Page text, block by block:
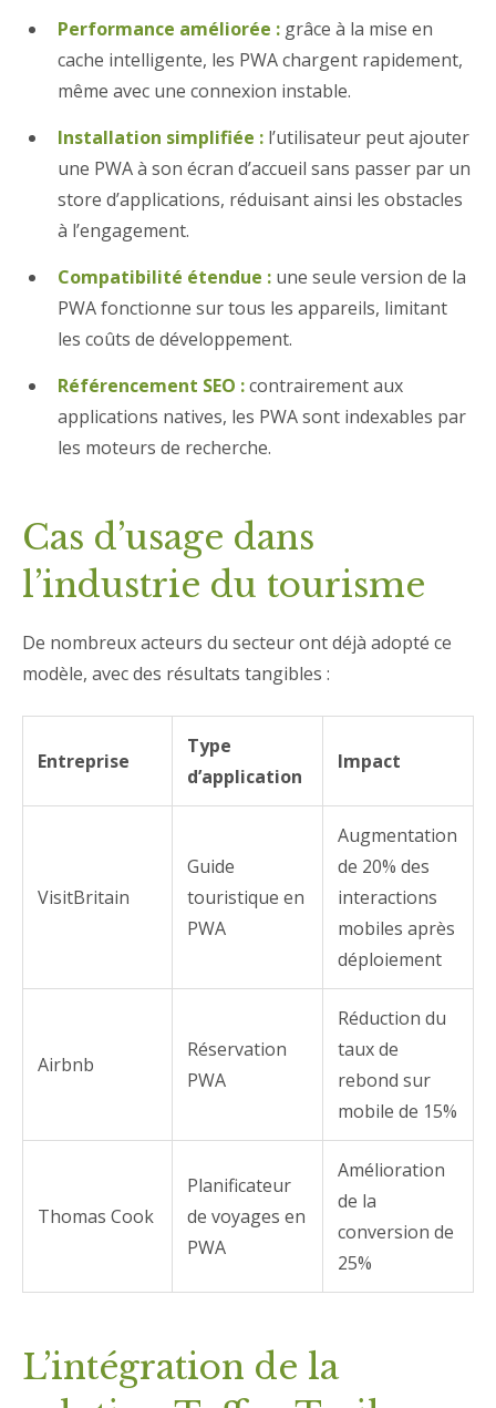
Performance améliorée : grâce à la mise en
cache intelligente, les PWA chargent rapidement,
même avec une connexion instable.
Installation simplifiée : l’utilisateur peut ajouter
une PWA à son écran d’accueil sans passer par un
store d’applications, réduisant ainsi les obstacles
à l’engagement.
Compatibilité étendue : une seule version de la
PWA fonctionne sur tous les appareils, limitant
les coûts de développement.
Référencement SEO :contrairement aux
applications natives, les PWA sont indexables par
les moteurs de recherche.
Cas d’usage dans
l’industrie du tourisme
De nombreux acteurs du secteur ont déjà adopté ce
modèle, avec des résultats tangibles :
Entreprise
Type
d’application
Impact
VisitBritain
Guide
touristique en
PWA
Augmentation
de 20% des
interactions
mobiles après
déploiement
Airbnb
Réservation
PWA
Réduction du
taux de
rebond sur
mobile de 15%
Thomas Cook
Planificateur
de voyages en
PWA
Amélioration
de la
conversion de
25%
L’intégration de la